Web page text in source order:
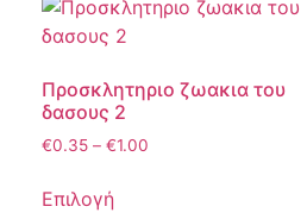
Προσκλητηριο ζωακια του
δασους 2
€0.35 – €1.00
Επιλογή